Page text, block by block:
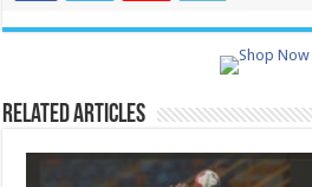
Related Articles